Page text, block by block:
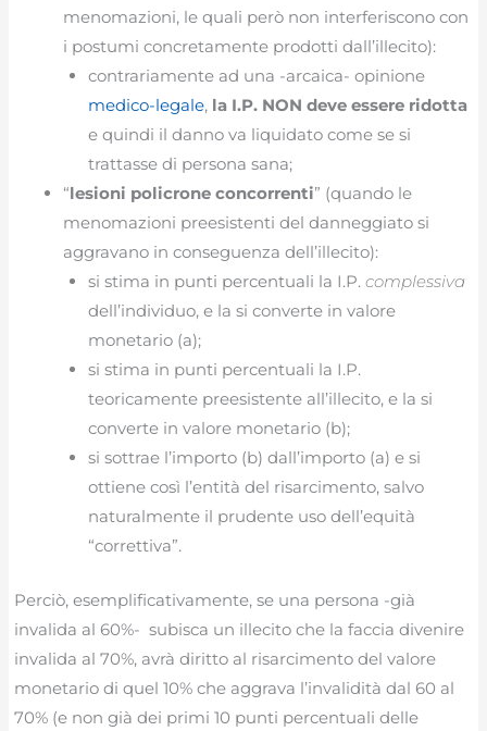
menomazioni, le quali però non interferiscono con
i postumi concretamente prodotti dall’illecito):
contrariamente ad una -arcaica- opinione
medico-legale, la I.P. NON deve essere ridotta
e quindi il danno va liquidato come se si
trattasse di persona sana;
“lesioni policrone concorrenti” (quando le
menomazioni preesistenti del danneggiato si
aggravano in conseguenza dell’illecito):
si stima in punti percentuali la I.P. complessiva
dell’individuo, e la si converte in valore
monetario (a);
si stima in punti percentuali la I.P.
teoricamente preesistente all’illecito, e la si
converte in valore monetario (b);
si sottrae l’importo (b) dall’importo (a) e si
ottiene così l’entità del risarcimento, salvo
naturalmente il prudente uso dell’equità
“correttiva”.
Perciò, esemplificativamente, se una persona -già
invalida al 60%- subisca un illecito che la faccia divenire
invalida al 70%, avrà diritto al risarcimento del valore
monetario di quel 10% che aggrava l’invalidità dal 60 al
70% (e non già dei primi 10 punti percentuali delle